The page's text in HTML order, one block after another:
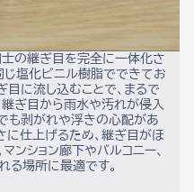
士の継ぎ目を完全に一体化さ
じ塩化ビニル樹脂でできてお
目に流し込むことで、まるで
継ぎ目から雨水や汚れが侵入
も剥がれや浮きの心配があ
に仕上げるため、継ぎ目がほ
ンション廊下やバルコニー、
る場所に最適です。